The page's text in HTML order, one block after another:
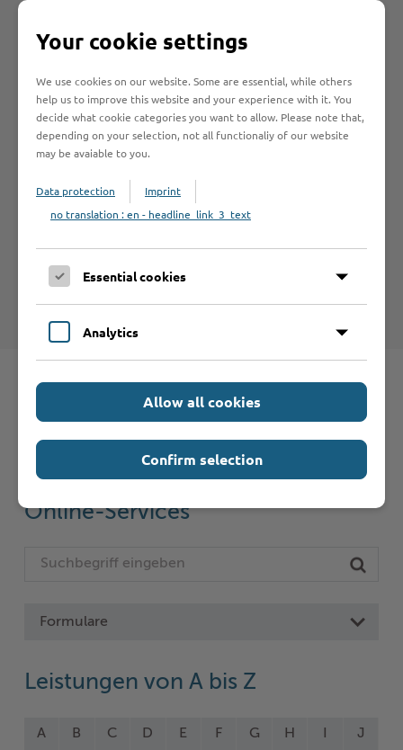
Das ideale Umfeld für junge Familien zum Leben
Idealer Standort für die eigenen vier Wände
Das Drehkreuz des Nordens
Natur – das höchste Gut in Stormarn
Investitionen, die sich lohnen
In Stormarn wohnen – den Ruhestand genießen
Ein kurzer Blick in die Vergangenheit
Schnelleinstieg
Online-Services
Formulare
Leistungen von A bis Z
A B C D E F G H I J
Your cookie settings
We use cookies on our website. Some are essential, while others
help us to improve this website and your experience with it. You
decide what cookie categories you want to allow. Please note that,
depending on your selection, not all functionaliy of our website
may be avaiable to you.
Data protection
Imprint
no translation : en - headline_link_3_text
Essential cookies
Analytics
Allow all cookies
Confirm selection